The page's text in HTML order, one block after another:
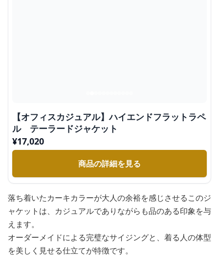
【オフィスカジュアル】ハイエンドフラットラペ
ル テーラードジャケット
¥17,020
商品の詳細を見る
落ち着いたカーキカラーが大人の余裕を感じさせるこのジ
ャケットは、カジュアルでありながらも品のある印象を与
えます。
オーダーメイドによる完璧なサイジングと、着る人の体型
を美しく見せる仕立てが特徴です。